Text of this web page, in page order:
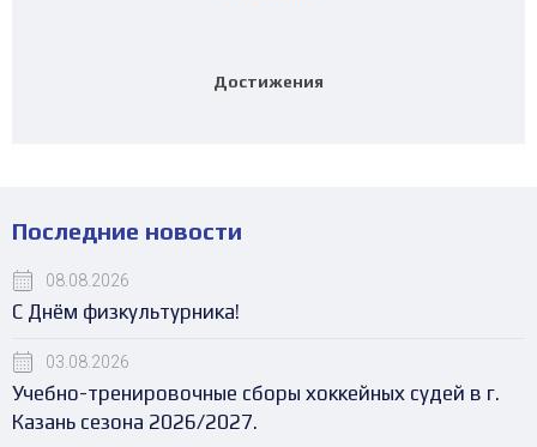
Достижения
Последние новости
08.08.2026
С Днём физкультурника!
03.08.2026
Учебно-тренировочные сборы хоккейных судей в г.
Казань сезона 2026/2027.